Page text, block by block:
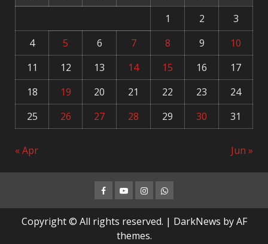
1
2
3
4
5 6 7 8 9
10
11
12 13 14 15 16
17
18
19 20 21 22 23
24
25
26 27 28 29 30 31
« Apr Jun »
Facebook
YoutubeInstagramWhatsapp
Copyright © All rights reserved. | DarkNews by AF
themes.